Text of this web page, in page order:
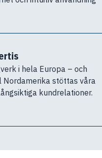
i hela Europa – och
Nordamerika stöttas våra
kundrelationer.